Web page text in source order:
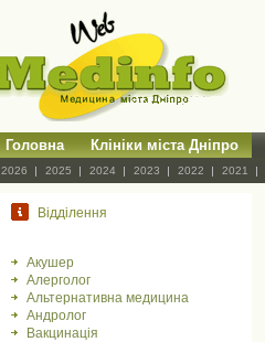
Головна Клініки міста Дніпро
2026 2025 2024 2023 2022 2021
Відділення
Акушер
Алерголог
Альтернативна медицина
Андролог
Вакцинація